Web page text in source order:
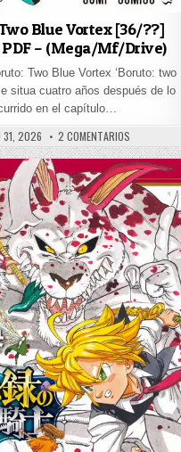
Blue Vortex [36/??]
– (Mega/Mf/Drive)
Two Blue Vortex ‘Boruto: two
situa cuatro años después de lo
en el capítulo…
DATE:
31, 2026 2 COMENTARIOSEN
PDF – (MEGA/MF)